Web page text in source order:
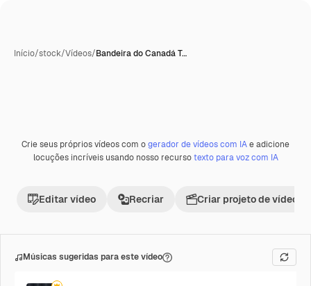
Início/stock/Vídeos/Bandeira do Canadá T…
Premium
Crie seus próprios vídeos com ogerador de vídeos com IAe adicione
locuções incríveis usando nosso recursotexto para voz com IA
Editar vídeo Recriar Criar projeto de vídeo
Músicas sugeridas para este vídeo